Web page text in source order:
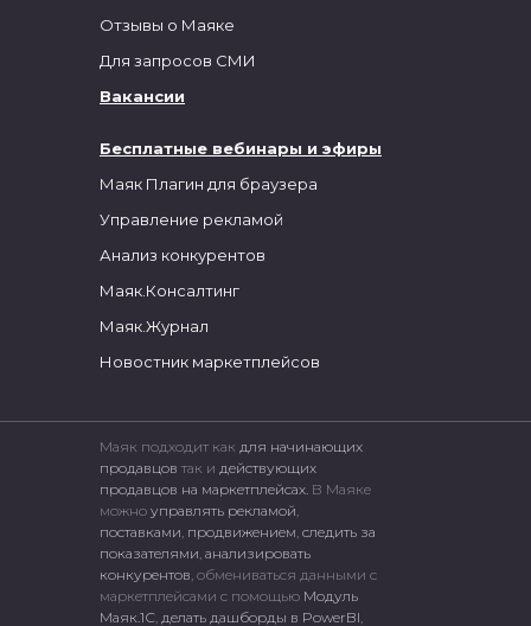
Бесплатные вебинары и эфиры
Маяк Плагин для браузера
Управление рекламой
Анализ конкурентов
Маяк.Консалтинг
Маяк.Журнал
Новостник маркетплейсов
Отзывы о Маяке
Для запросов СМИ
Вакансии
Маяк подходит как для начинающих
продавцов так и действующих
продавцов на маркетплейсах. В Маяке
можно управлять рекламой,
поставками, продвижением, следить за
показателями, анализировать
конкурентов, обмениваться данными с
маркетплейсами c помощью Модуль
Маяк.1С, делать дашборды в PowerBI,